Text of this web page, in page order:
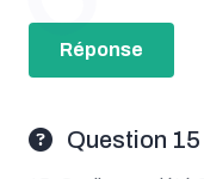
Réponse
Question 15